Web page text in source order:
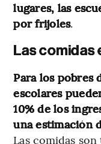
lugares, las
por frijoles.
Las comidas
Para los pobres
escolares
10% de los
una estimación
Las comidas